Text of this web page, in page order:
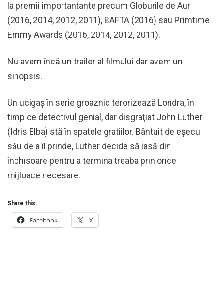
la premii importantante precum Globurile de Aur
(2016, 2014, 2012, 2011), BAFTA (2016) sau Primtime
Emmy Awards (2016, 2014, 2012, 2011).
Nu avem încă un trailer al filmului dar avem un
sinopsis.
Un ucigaș în serie groaznic terorizează Londra, în
timp ce detectivul genial, dar disgraţiat John Luther
(Idris Elba) stă în spatele gratiilor. Bântuit de eșecul
său de a îl prinde, Luther decide să iasă din
închisoare pentru a termina treaba prin orice
mijloace necesare.
Share this:
Facebook X